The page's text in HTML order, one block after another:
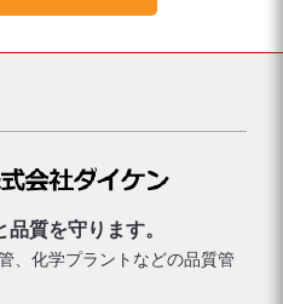
質を守ります。
、化学プラントなどの品質管